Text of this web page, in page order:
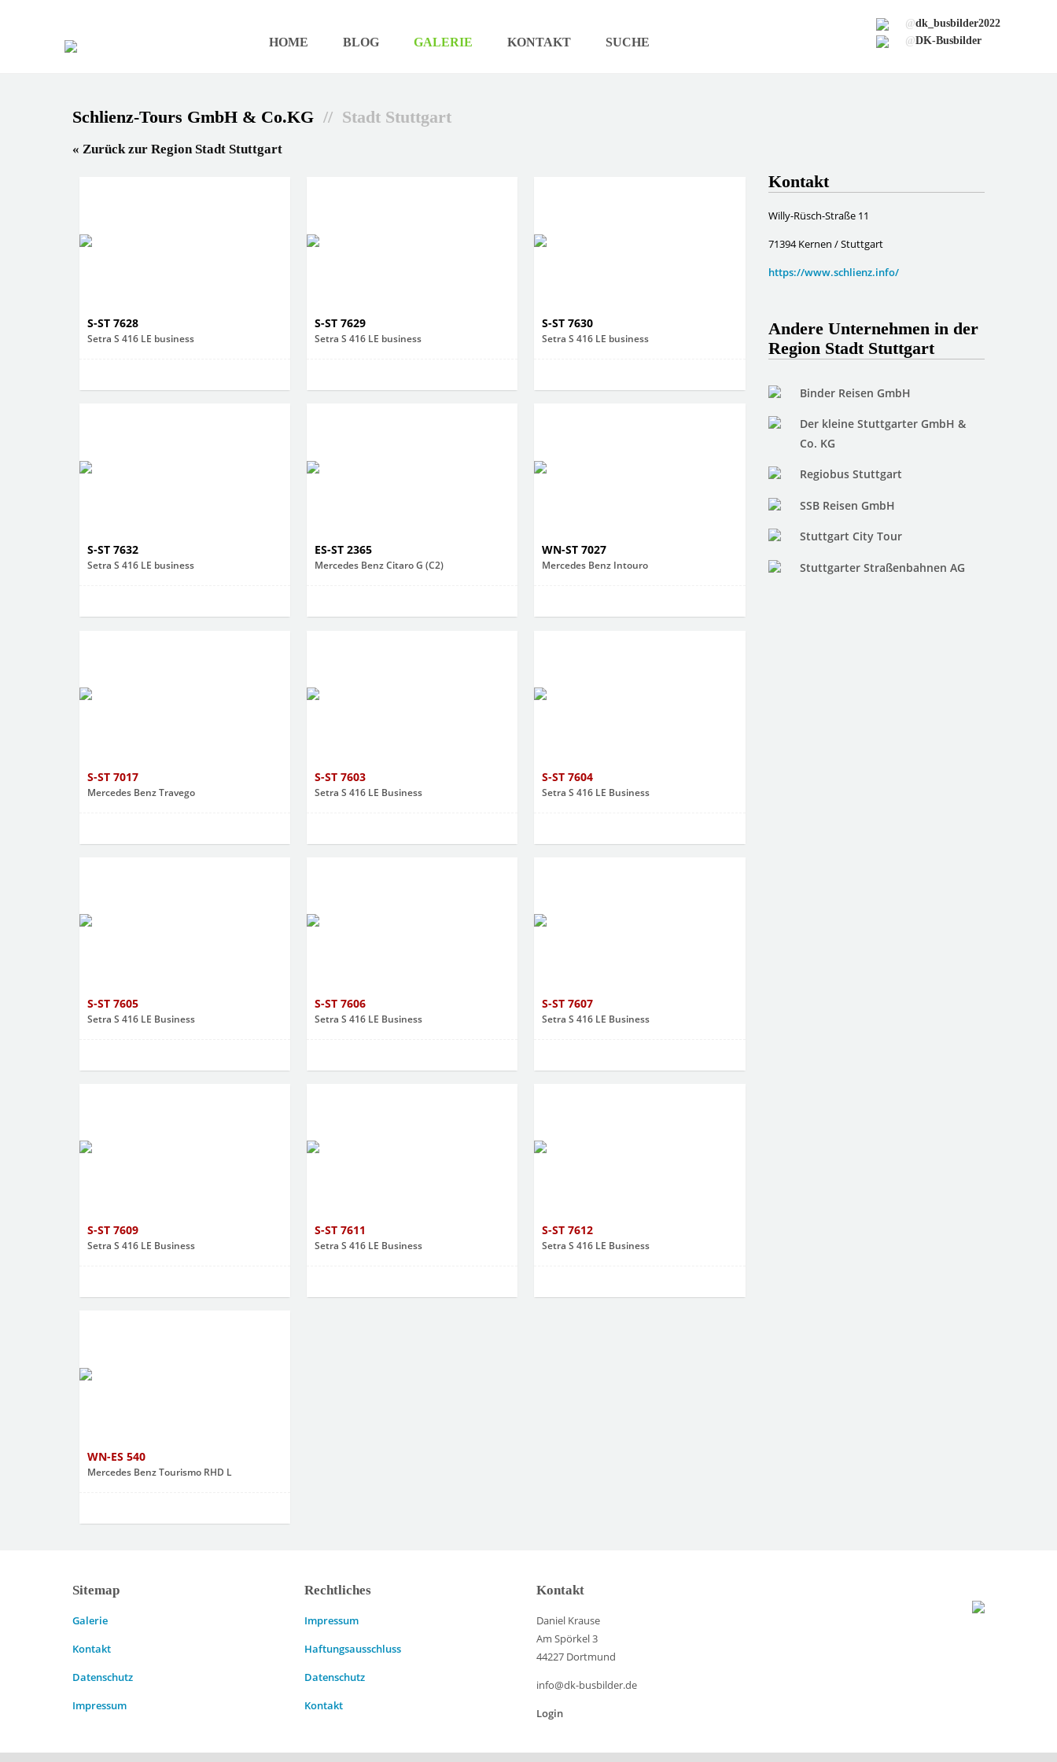
HOME BLOG GALERIE KONTAKT SUCHE
@dk_busbilder2022
@DK-Busbilder
Schlienz-Tours GmbH & Co.KG // Stadt Stuttgart
« Zurück zur Region Stadt Stuttgart
S-ST 7628
Setra S 416 LE business
S-ST 7629
Setra S 416 LE business
S-ST 7630
Setra S 416 LE business
S-ST 7632
Setra S 416 LE business
ES-ST 2365
Mercedes Benz Citaro G (C2)
WN-ST 7027
Mercedes Benz Intouro
S-ST 7017
Mercedes Benz Travego
S-ST 7603
Setra S 416 LE Business
S-ST 7604
Setra S 416 LE Business
S-ST 7605
Setra S 416 LE Business
S-ST 7606
Setra S 416 LE Business
S-ST 7607
Setra S 416 LE Business
S-ST 7609
Setra S 416 LE Business
S-ST 7611
Setra S 416 LE Business
S-ST 7612
Setra S 416 LE Business
WN-ES 540
Mercedes Benz Tourismo RHD L
Kontakt
Willy-Rüsch-Straße 11
71394 Kernen / Stuttgart
https://www.schlienz.info/
Andere Unternehmen in der
Region Stadt Stuttgart
Binder Reisen GmbH
Der kleine Stuttgarter GmbH &
Co. KG
Regiobus Stuttgart
SSB Reisen GmbH
Stuttgart City Tour
Stuttgarter Straßenbahnen AG
Sitemap
Galerie
Kontakt
Datenschutz
Impressum
Rechtliches
Impressum
Haftungsausschluss
Datenschutz
Kontakt
Kontakt
Daniel Krause
Am Spörkel 3
44227 Dortmund
info@dk-busbilder.de
Login